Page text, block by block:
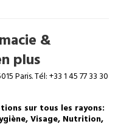
&
plus
Paris. Tél: +33 1 45 77 33 30
sur tous les rayons:
Visage, Nutrition,